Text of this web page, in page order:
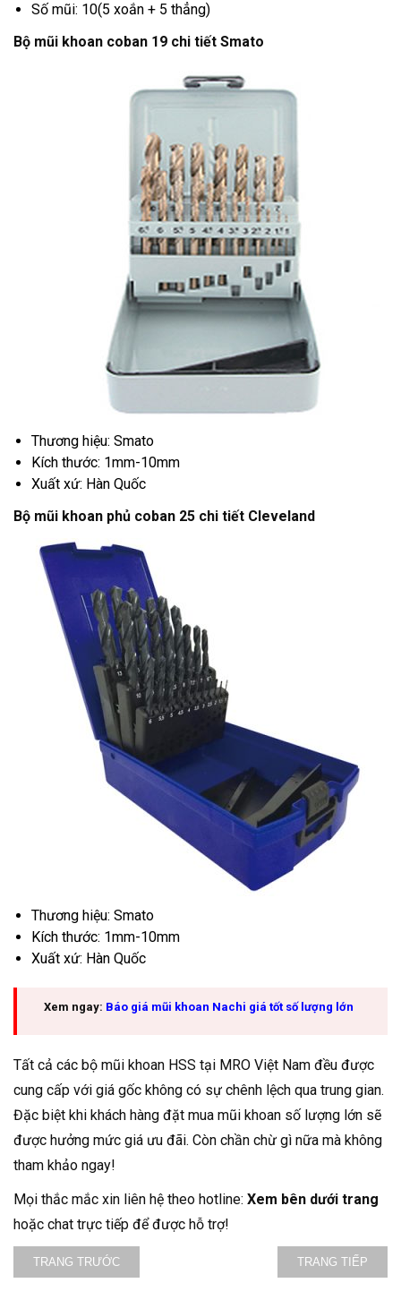
Số mũi: 10(5 xoắn + 5 thẳng)
Bộ mũi khoan coban 19 chi tiết Smato
Thương hiệu: Smato
Kích thước: 1mm-10mm
Xuất xứ: Hàn Quốc
Bộ mũi khoan phủ coban 25 chi tiết Cleveland
Thương hiệu: Smato
Kích thước: 1mm-10mm
Xuất xứ: Hàn Quốc
Xem ngay: Báo giá mũi khoan Nachi giá tốt số lượng lớn
Tất cả các bộ mũi khoan HSS tại MRO Việt Nam đều được
cung cấp với giá gốc không có sự chênh lệch qua trung gian.
Đặc biệt khi khách hàng đặt mua mũi khoan số lượng lớn sẽ
được hưởng mức giá ưu đãi. Còn chần chừ gì nữa mà không
tham khảo ngay!
Mọi thắc mắc xin liên hệ theo hotline: Xem bên dưới trang
hoặc chat trực tiếp để được hỗ trợ!
TRANG TRƯỚC TRANG TIẾP